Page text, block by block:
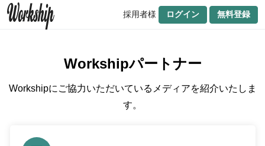
採用者様 ログイン 無料登録
Workshipパートナー
Workshipにご協力いただいているメディアを紹介いたしま
す。